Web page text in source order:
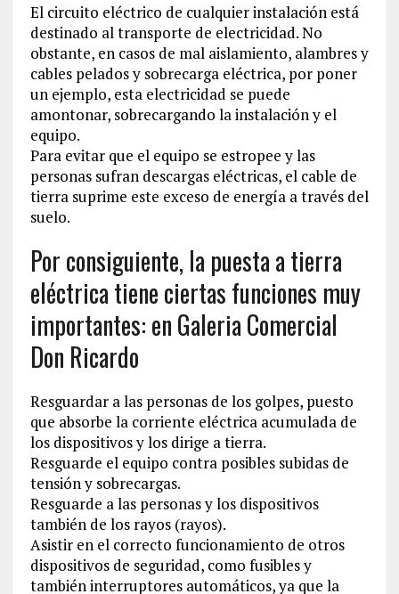
El circuito eléctrico de cualquier instalación está
destinado al transporte de electricidad. No
obstante, en casos de mal aislamiento, alambres y
cables pelados y sobrecarga eléctrica, por poner
un ejemplo, esta electricidad se puede
amontonar, sobrecargando la instalación y el
equipo.
Para evitar que el equipo se estropee y las
personas sufran descargas eléctricas, el cable de
tierra suprime este exceso de energía a través del
suelo.
Por consiguiente, la puesta a tierra
eléctrica tiene ciertas funciones muy
importantes: en Galeria Comercial
Don Ricardo
Resguardar a las personas de los golpes, puesto
que absorbe la corriente eléctrica acumulada de
los dispositivos y los dirige a tierra.
Resguarde el equipo contra posibles subidas de
tensión y sobrecargas.
Resguarde a las personas y los dispositivos
también de los rayos (rayos).
Asistir en el correcto funcionamiento de otros
dispositivos de seguridad, como fusibles y
también interruptores automáticos, ya que la